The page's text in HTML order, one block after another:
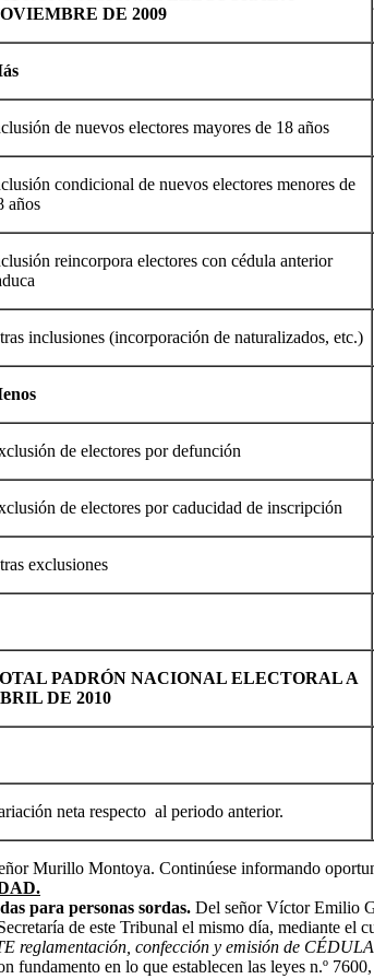
DE 2009
de nuevos electores mayores de 18 años
condicional de nuevos electores menores de
años
reincorpora electores con cédula anterior
inclusiones (incorporación de naturalizados, etc.)
de electores por defunción
de electores por caducidad de inscripción
exclusiones
PADRÓN NACIONAL ELECTORAL A
DE 2010
neta respecto al periodo anterior.
Murillo Montoya. Continúese informando
para personas sordas. Del señor Víctor Emilio
de este Tribunal el mismo día, mediante el
reglamentación, confección y emisión de
fundamento en lo que establecen las leyes n.º 7600,